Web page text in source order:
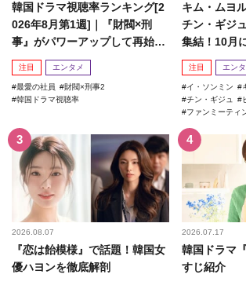
韓国ドラマ視聴率ランキング[2
026年8月第1週]｜『財閥×刑
事』がパワーアップして再始
動！
注目 エンタメ
最愛の社員
財閥×刑事2
韓国ドラマ視聴率
キム・ムヨ
チン・ギジ
集結！10月
ファンミー
注目 エン
イ・ソンミン
チン・ギジュ
ファンミーティ
2026.08.07
『恋は飴模様』で話題！韓国女
優ハヨンを徹底解剖
2026.07.17
韓国ドラマ
すじ紹介